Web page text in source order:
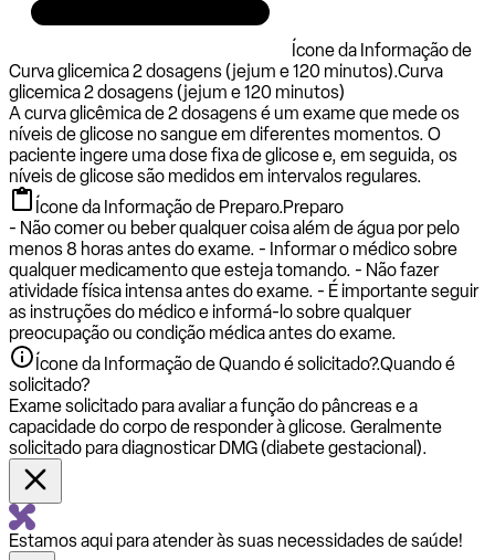
Ícone da Informação de
Curva glicemica 2 dosagens (jejum e 120 minutos).Curva
glicemica 2 dosagens (jejum e 120 minutos)
A curva glicêmica de 2 dosagens é um exame que mede os
níveis de glicose no sangue em diferentes momentos. O
paciente ingere uma dose fixa de glicose e, em seguida, os
níveis de glicose são medidos em intervalos regulares.
Ícone da Informação de Preparo.Preparo
- Não comer ou beber qualquer coisa além de água por pelo
menos 8 horas antes do exame. - Informar o médico sobre
qualquer medicamento que esteja tomando. - Não fazer
atividade física intensa antes do exame. - É importante seguir
as instruções do médico e informá-lo sobre qualquer
preocupação ou condição médica antes do exame.
Ícone da Informação de Quando é solicitado?.Quando é
solicitado?
Exame solicitado para avaliar a função do pâncreas e a
capacidade do corpo de responder à glicose. Geralmente
solicitado para diagnosticar DMG (diabete gestacional).
Estamos aqui para atender às suas necessidades de saúde!